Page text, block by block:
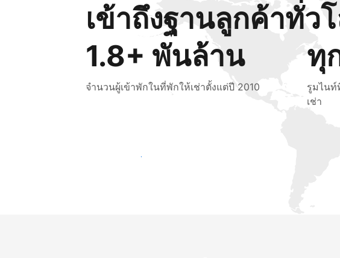
เข้าถึงฐานลูกค้าทั่ว
1.8+ พันล้าน
จำนวนผู้เข้าพักในที่พักให้เช่าตั้งแต่ปี 2010
ทุ
รูมไนท์
เช่า
เข้าถึงลูกค้าใหม่ ๆ ตั้งแต่วันนี้